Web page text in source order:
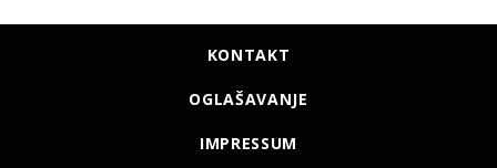
KONTAKT
OGLAŠAVANJE
IMPRESSUM